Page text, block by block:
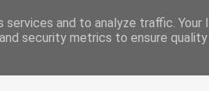
Contactoand to analyze traffic. Your
security metrics to ensure